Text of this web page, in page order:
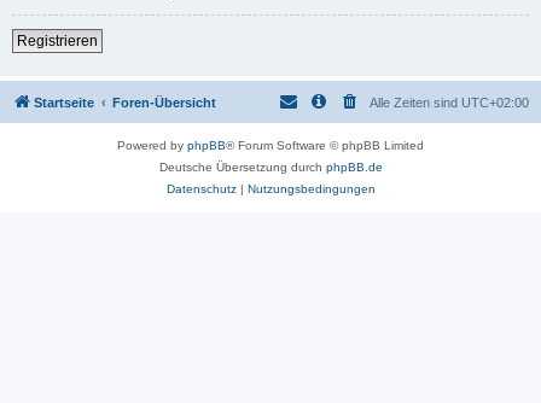
Registrieren
Startseite Foren-Übersicht Alle Zeiten sind UTC+02:00
Powered by phpBB® Forum Software © phpBB Limited
Deutsche Übersetzung durch phpBB.de
Datenschutz| Nutzungsbedingungen